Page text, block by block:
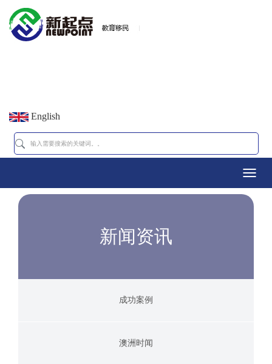
English
新闻资讯
成功案例
澳洲时闻